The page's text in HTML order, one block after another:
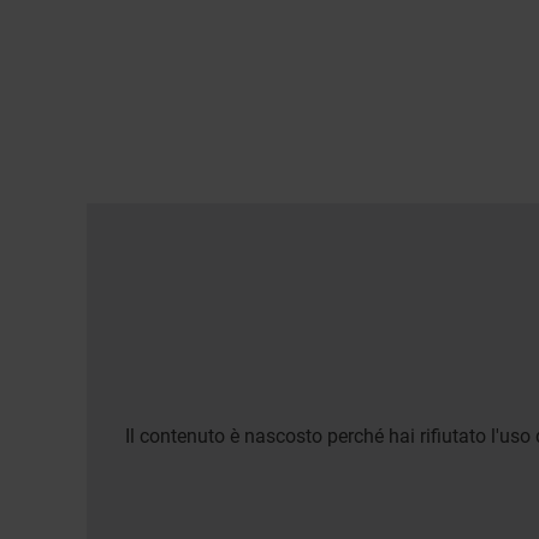
Il contenuto è nascosto perché hai rifiutato l'uso